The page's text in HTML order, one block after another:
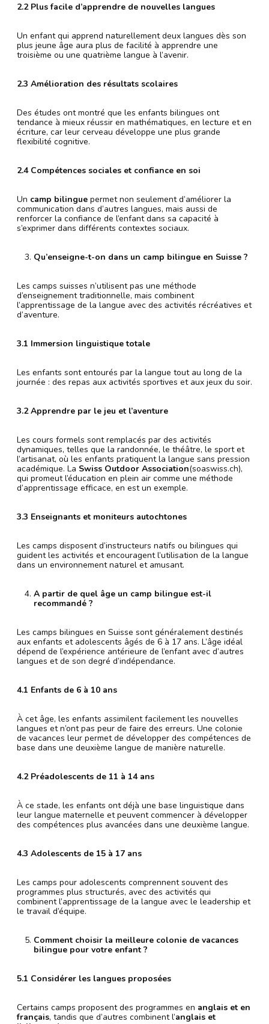
2.2 Plus facile d’apprendre de nouvelles langues
Un enfant qui apprend naturellement deux langues dès son
plus jeune âge aura plus de facilité à apprendre une
troisième ou une quatrième langue à l’avenir.
2.3 Amélioration des résultats scolaires
Des études ont montré que les enfants bilingues ont
tendance à mieux réussir en mathématiques, en lecture et en
écriture, car leur cerveau développe une plus grande
flexibilité cognitive.
2.4 Compétences sociales et confiance en soi
Un camp bilingue permet non seulement d’améliorer la
communication dans d’autres langues, mais aussi de
renforcer la confiance de l’enfant dans sa capacité à
s’exprimer dans différents contextes sociaux.
Qu’enseigne-t-on dans un camp bilingue en Suisse ?
Les camps suisses n’utilisent pas une méthode
d’enseignement traditionnelle, mais combinent
l’apprentissage de la langue avec des activités récréatives et
d’aventure.
3.1 Immersion linguistique totale
Les enfants sont entourés par la langue tout au long de la
journée : des repas aux activités sportives et aux jeux du soir.
3.2 Apprendre par le jeu et l’aventure
Les cours formels sont remplacés par des activités
dynamiques, telles que la randonnée, le théâtre, le sport et
l’artisanat, où les enfants pratiquent la langue sans pression
académique. La Swiss Outdoor Association(soaswiss.ch),
qui promeut l’éducation en plein air comme une méthode
d’apprentissage efficace, en est un exemple.
3.3 Enseignants et moniteurs autochtones
Les camps disposent d’instructeurs natifs ou bilingues qui
guident les activités et encouragent l’utilisation de la langue
dans un environnement naturel et amusant.
A partir de quel âge un camp bilingue est-il
recommandé ?
Les camps bilingues en Suisse sont généralement destinés
aux enfants et adolescents âgés de 6 à 17 ans. L’âge idéal
dépend de l’expérience antérieure de l’enfant avec d’autres
langues et de son degré d’indépendance.
4.1 Enfants de 6 à 10 ans
À cet âge, les enfants assimilent facilement les nouvelles
langues et n’ont pas peur de faire des erreurs. Une colonie
de vacances leur permet de développer des compétences de
base dans une deuxième langue de manière naturelle.
4.2 Préadolescents de 11 à 14 ans
À ce stade, les enfants ont déjà une base linguistique dans
leur langue maternelle et peuvent commencer à développer
des compétences plus avancées dans une deuxième langue.
4.3 Adolescents de 15 à 17 ans
Les camps pour adolescents comprennent souvent des
programmes plus structurés, avec des activités qui
combinent l’apprentissage de la langue avec le leadership et
le travail d’équipe.
Comment choisir la meilleure colonie de vacances
bilingue pour votre enfant ?
5.1 Considérer les langues proposées
Certains camps proposent des programmes en anglais et en
français, tandis que d’autres combinent l’anglais et